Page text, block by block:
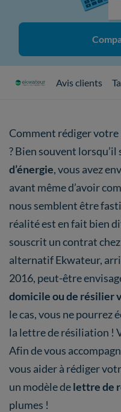
Avis clients
Comment rédiger
? Bien souvent lorsqu’il
d’énergie, vous avez
avant même d’avoir
nous semblent être
réalité est en fait bien
souscrit un contrat
alternatif Ekwateur,
2016, peut-être
domicile ou de résilier
le cas, vous ne pourrez
la lettre de résiliation !
Afin de vous
vous aider à rédiger
un modèle delettre de
plumes !